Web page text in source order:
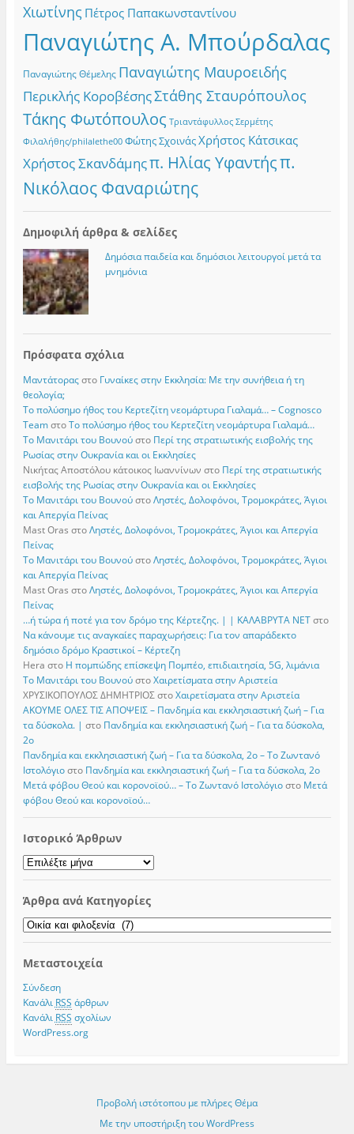
Χιωτίνης Πέτρος Παπακωνσταντίνου
Παναγιώτης Α. Μπούρδαλας
Παναγιώτης Θέμελης Παναγιώτης Μαυροειδής
Περικλής ΚοροβέσηςΣτάθης Σταυρόπουλος
Τάκης Φωτόπουλος Τριαντάφυλλος Σερμέτης
Φιλαλήθης/philalethe00 Φώτης ΣχοινάςΧρήστος Κάτσικας
Χρήστος Σκανδάμηςπ. Ηλίας Υφαντήςπ.
Νικόλαος Φαναριώτης
Δημοφιλή άρθρα & σελίδες
Δημόσια παιδεία και δημόσιοι λειτουργοί μετά τα
μνημόνια
Πρόσφατα σχόλια
Μαντάτοραςστο Γυναίκες στην Εκκλησία: Με την συνήθεια ή τη
θεολογία;
Το πολύσημο ήθος του Κερτεζίτη νεομάρτυρα Γιαλαμά… – Cognosco
TeamστοΤο πολύσημο ήθος του Κερτεζίτη νεομάρτυρα Γιαλαμά…
Το Μανιτάρι του Βουνούστο Περί της στρατιωτικής εισβολής της
Ρωσίας στην Ουκρανία και οι Εκκλησίες
Νικήτας Αποστόλου κάτοικος Ιωαννίνων στο Περί της στρατιωτικής
εισβολής της Ρωσίας στην Ουκρανία και οι Εκκλησίες
Το Μανιτάρι του ΒουνούστοΛηστές, Δολοφόνοι, Τρομοκράτες, Άγιοι
και Απεργία Πείνας
Mast Oras στοΛηστές, Δολοφόνοι, Τρομοκράτες, Άγιοι και Απεργία
Πείνας
Το Μανιτάρι του ΒουνούστοΛηστές, Δολοφόνοι, Τρομοκράτες, Άγιοι
και Απεργία Πείνας
Mast Oras στοΛηστές, Δολοφόνοι, Τρομοκράτες, Άγιοι και Απεργία
Πείνας
…ή τώρα ή ποτέ για τον δρόμο της Κέρτεζης. | | ΚΑΛΑΒΡΥΤΑ ΝΕΤστο
Να κάνουμε τις αναγκαίες παραχωρήσεις: Για τον απαράδεκτο
δημόσιο δρόμο Κραστικοί – Κέρτεζη
Hera στο Η πομπώδης επίσκεψη Πομπέο, επιδιαιτησία, 5G, λιμάνια
Το Μανιτάρι του ΒουνούστοΧαιρετίσματα στην Αριστεία
ΧΡΥΣΙΚΟΠΟΥΛΟΣ ΔΗΜΗΤΡΙΟΣστοΧαιρετίσματα στην Αριστεία
ΑΚΟΥΜΕ ΟΛΕΣ ΤΙΣ ΑΠΟΨΕΙΣ – Πανδημία και εκκλησιαστική ζωή – Για
τα δύσκολα. | στο Πανδημία και εκκλησιαστική ζωή – Για τα δύσκολα,
2ο
Πανδημία και εκκλησιαστική ζωή – Για τα δύσκολα, 2ο – Το Zωντανό
Iστολόγιοστο Πανδημία και εκκλησιαστική ζωή – Για τα δύσκολα, 2ο
Μετά φόβου Θεού και κορονοϊού… – Το Zωντανό Iστολόγιοστο Μετά
φόβου Θεού και κορονοϊού…
Ιστορικό Άρθρων
Ιστορικό
Άρθρων
Άρθρα ανά Κατηγορίες
Άρθρα
ανά
Μεταστοιχεία
Σύνδεση
Κανάλι RSS άρθρων
Κανάλι RSS σχολίων
WordPress.org
Προβολή ιστότοπου με πλήρες Θέμα
Με την υποστήριξη του WordPress